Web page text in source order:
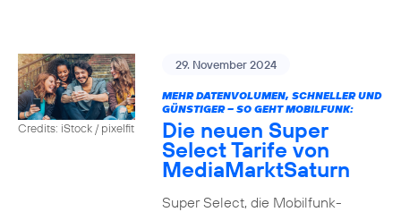
Credits: iStock / pixelfit
29. November 2024
MEHR DATENVOLUMEN, SCHNELLER UND
GÜNSTIGER – SO GEHT MOBILFUNK:
Die neuen Super
Select Tarife von
MediaMarktSaturn
Super Select, die Mobilfunk-